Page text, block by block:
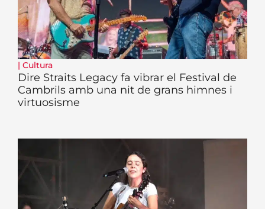
| Cultura
Dire Straits Legacy fa vibrar el Festival de
Cambrils amb una nit de grans himnes i
virtuosisme